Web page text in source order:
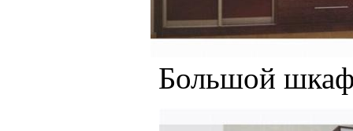
Большой